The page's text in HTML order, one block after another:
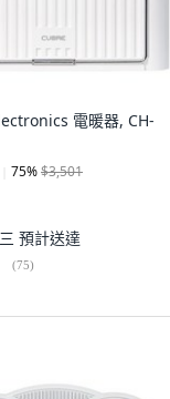
電暖器, CH-
75%$3,501
預計送達
(75)